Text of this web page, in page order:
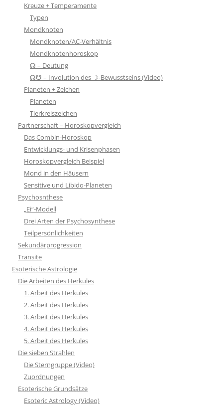
Kreuze + Temperamente
Typen
Mondknoten
Mondknoten/AC-Verhältnis
Mondknotenhoroskop
☊ – Deutung
☊☋ – Involution des ☽-Bewusstseins (Video)
Planeten + Zeichen
Planeten
Tierkreiszeichen
Partnerschaft – Horoskopvergleich
Das Combin-Horoskop
Entwicklungs- und Krisenphasen
Horoskopvergleich Beispiel
Mond in den Häusern
Sensitive und Libido-Planeten
Psychosnthese
„Ei“-Modell
Drei Arten der Psychosynthese
Teilpersönlichkeiten
Sekundärprogression
Transite
Esoterische Astrologie
Die Arbeiten des Herkules
1. Arbeit des Herkules
2. Arbeit des Herkules
3. Arbeit des Herkules
4. Arbeit des Herkules
5. Arbeit des Herkules
Die sieben Strahlen
Die Sterngruppe (Video)
Zuordnungen
Esoterische Grundsätze
Esoteric Astrology (Video)